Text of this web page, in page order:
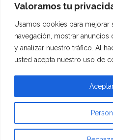
Valoramos tu
Usamos cookies para mejorar
navegación, mostrar
y analizar nuestro tráfico. Al
usted acepta nuestro uso de
Inicio Entrevistas
Todos los derechos